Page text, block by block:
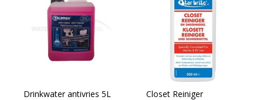
Drinkwater antivries 5L
Closet Reiniger